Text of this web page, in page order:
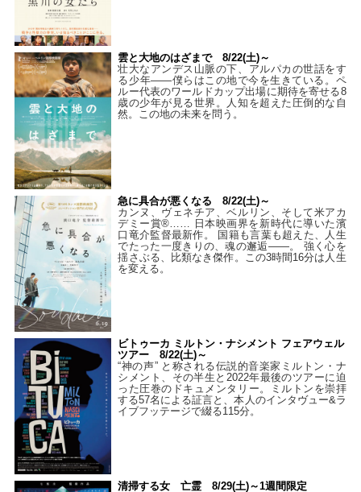
雲と大地のはざまで 8/22(土)～
壮大なアンデス山脈の下、アルパカの世話をす
る少年――僕らはこの地で今を生きている。ペ
ルー代表のワールドカップ出場に期待を寄せる8
歳の少年が見る世界。人知を超えた圧倒的な自
然。この地の未来を問う。
急に具合が悪くなる 8/22(土)～
カンヌ、ヴェネチア、ベルリン、そして米アカ
デミー賞®…… 日本映画界を新時代に導いた濱
口竜介監督最新作。 国籍も言葉も超えた、人生
でたった一度きりの、魂の邂逅――。 強く心を
揺さぶる、比類なき傑作。この3時間16分は人生
を変える。
ビトゥーカ ミルトン・ナシメント フェアウェル
ツアー 8/22(土)～
“神の声” と称される伝説的音楽家ミルトン・ナ
シメント、その半生と2022年最後のツアーに迫
った圧巻のドキュメンタリー。ミルトンを崇拝
する57名による証言と、本人のインタヴュー&ラ
イブフッテージで綴る115分。
清掃する女 亡霊 8/29(土)～1週間限定